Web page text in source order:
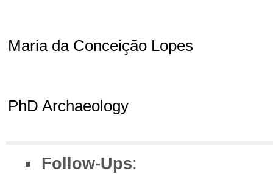
Maria da Conceição Lopes
PhD Archaeology
Follow-Ups: